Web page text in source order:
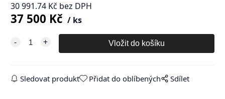
30 991.74Kč bez DPH
37 500 Kč ks
Sledovat produkt Přidat do oblíbených Sdílet